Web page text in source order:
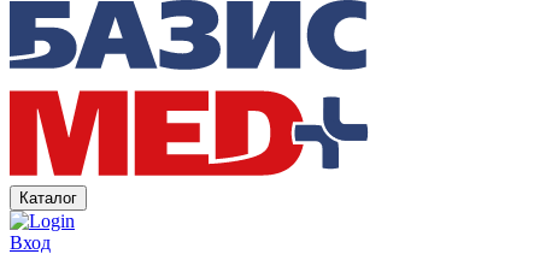
Каталог
Вход